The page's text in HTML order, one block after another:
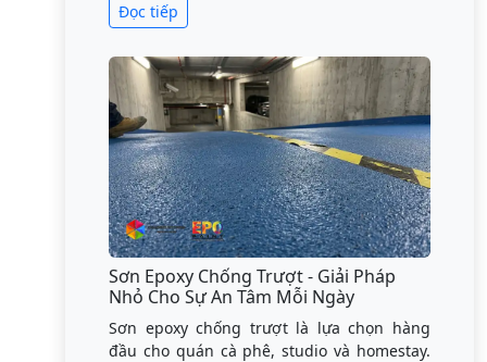
Đọc tiếp
Sơn Epoxy Chống Trượt - Giải Pháp
Nhỏ Cho Sự An Tâm Mỗi Ngày
Sơn epoxy chống trượt là lựa chọn hàng
đầu cho quán cà phê, studio và homestay.